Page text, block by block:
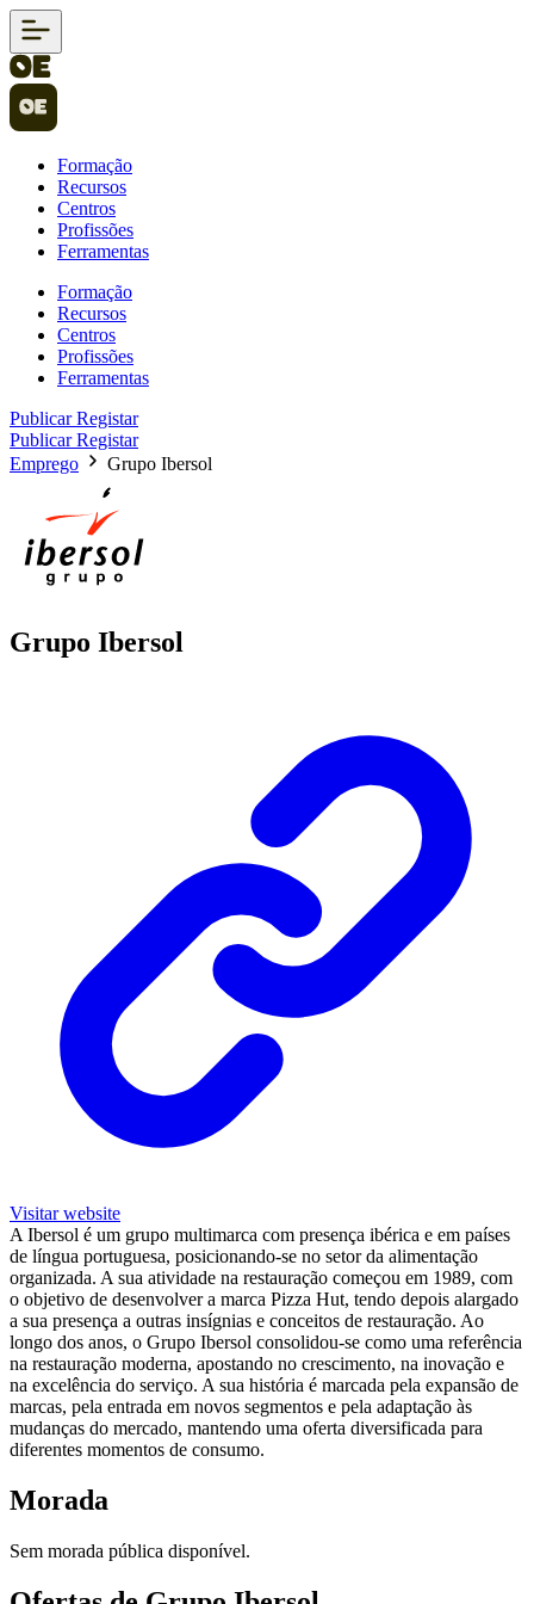
Formação
Recursos
Centros
Profissões
Ferramentas
Formação
Recursos
Centros
Profissões
Ferramentas
PublicarRegistar
PublicarRegistar
Emprego
Grupo Ibersol
Grupo Ibersol
Visitar website
A Ibersol é um grupo multimarca com presença ibérica e em países
de língua portuguesa, posicionando-se no setor da alimentação
organizada. A sua atividade na restauração começou em 1989, com
o objetivo de desenvolver a marca Pizza Hut, tendo depois alargado
a sua presença a outras insígnias e conceitos de restauração. Ao
longo dos anos, o Grupo Ibersol consolidou-se como uma referência
na restauração moderna, apostando no crescimento, na inovação e
na excelência do serviço. A sua história é marcada pela expansão de
marcas, pela entrada em novos segmentos e pela adaptação às
mudanças do mercado, mantendo uma oferta diversificada para
diferentes momentos de consumo.
Morada
Sem morada pública disponível.